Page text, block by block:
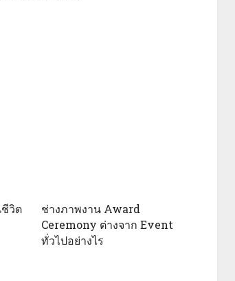
วิต
ช่างภาพงาน Award
Ceremony ต่างจาก Event
ทั่วไปอย่างไร